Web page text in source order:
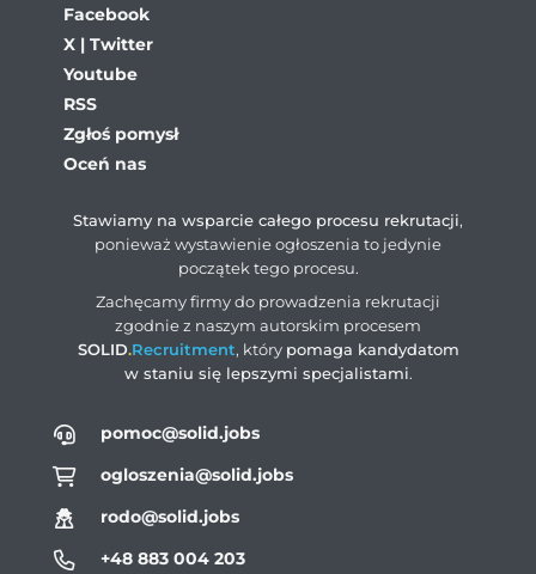
pomoc@solid.jobs
ogloszenia@solid.jobs
rodo@solid.jobs
+48 883 004 203
Facebook
X | Twitter
Youtube
RSS
Zgłoś pomysł
Oceń nas
Stawiamy na wsparcie całego procesu rekrutacji,
ponieważ wystawienie ogłoszenia to jedynie
początek tego procesu.
Zachęcamy firmy do prowadzenia rekrutacji
zgodnie z naszym autorskim procesem
SOLID.Recruitment, który pomaga kandydatom
w staniu się lepszymi specjalistami.